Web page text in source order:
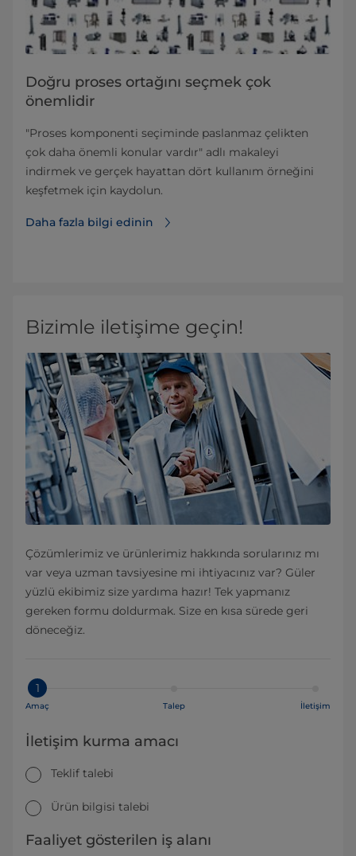
Doğru proses ortağını seçmek çok
önemlidir
"Proses komponenti seçiminde paslanmaz çelikten
çok daha önemli konular vardır" adlı makaleyi
indirmek ve gerçek hayattan dört kullanım örneğini
keşfetmek için kaydolun.
Daha fazla bilgi edinin
Bizimle iletişime geçin!
Çözümlerimiz ve ürünlerimiz hakkında sorularınız mı
var veya uzman tavsiyesine mi ihtiyacınız var? Güler
yüzlü ekibimiz size yardıma hazır! Tek yapmanız
gereken formu doldurmak. Size en kısa sürede geri
döneceğiz.
1
Amaç Talep İletişim
İletişim kurma amacı
Teklif talebi
Ürün bilgisi talebi
Faaliyet gösterilen iş alanı